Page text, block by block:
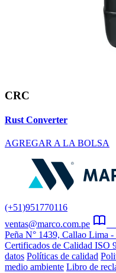
CRC
Rust Converter
AGREGAR A LA BOLSA
(+51)951770116
ventas@marco.com.pe
Peña N° 1439, Callao Lima -
Certificados de Calidad ISO
datos Políticas de calidad
medio ambiente Libro de